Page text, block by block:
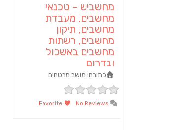
מחשביש – טכנאי
מחשבים, מעבדת
מחשבים, תיקון
מחשבים, רשתות
מחשבים באשכול
ובדרום
כתובת: מושב מבטחים‏